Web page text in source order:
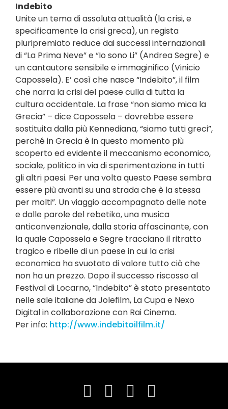
Indebito
Unite un tema di assoluta attualità (la crisi, e
specificamente la crisi greca), un regista
pluripremiato reduce dai successi internazionali
di “La Prima Neve” e “Io sono Li” (Andrea Segre) e
un cantautore sensibile e immaginifico (Vinicio
Capossela). E’ così che nasce “Indebito”, il film
che narra la crisi del paese culla di tutta la
cultura occidentale. La frase “non siamo mica la
Grecia” – dice Capossela – dovrebbe essere
sostituita dalla più Kennediana, “siamo tutti greci”,
perché in Grecia è in questo momento più
scoperto ed evidente il meccanismo economico,
sociale, politico in via di sperimentazione in tutti
gli altri paesi. Per una volta questo Paese sembra
essere più avanti su una strada che è la stessa
per molti”. Un viaggio accompagnato delle note
e dalle parole del rebetiko, una musica
anticonvenzionale, dalla storia affascinante, con
la quale Capossela e Segre tracciano il ritratto
tragico e ribelle di un paese in cui la crisi
economica ha svuotato di valore tutto ciò che
non ha un prezzo. Dopo il successo riscosso al
Festival di Locarno, “Indebito” è stato presentato
nelle sale italiane da Jolefilm, La Cupa e Nexo
Digital in collaborazione con Rai Cinema.
Per info: http://www.indebitoilfilm.it/